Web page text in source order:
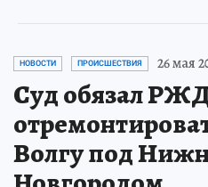
НОВОСТИ ПРОИСШЕСТВИЯ 26 мая
Суд обязал
Волгу под